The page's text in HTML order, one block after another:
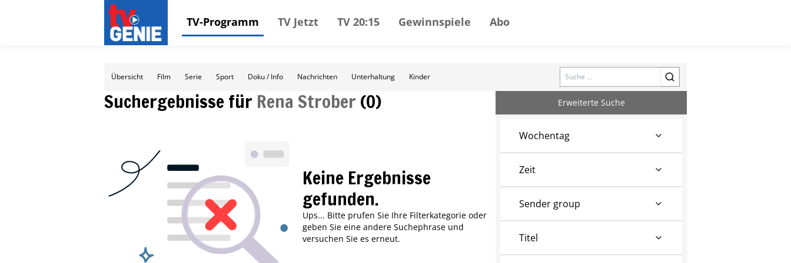
TV-Programm TV Jetzt TV 20:15 Gewinnspiele Abo
Übersicht Film Serie Sport Doku / Info Nachrichten Unterhaltung Kinder Search
Suchergebnisse für Rena Strober (0)
Keine Ergebnisse
gefunden.
Ups... Bitte prufen Sie Ihre Filterkategorie oder
geben Sie eine andere Suchephrase und
versuchen Sie es erneut.
Erweiterte Suche
Wochentag
Zeit
Sender group
Titel